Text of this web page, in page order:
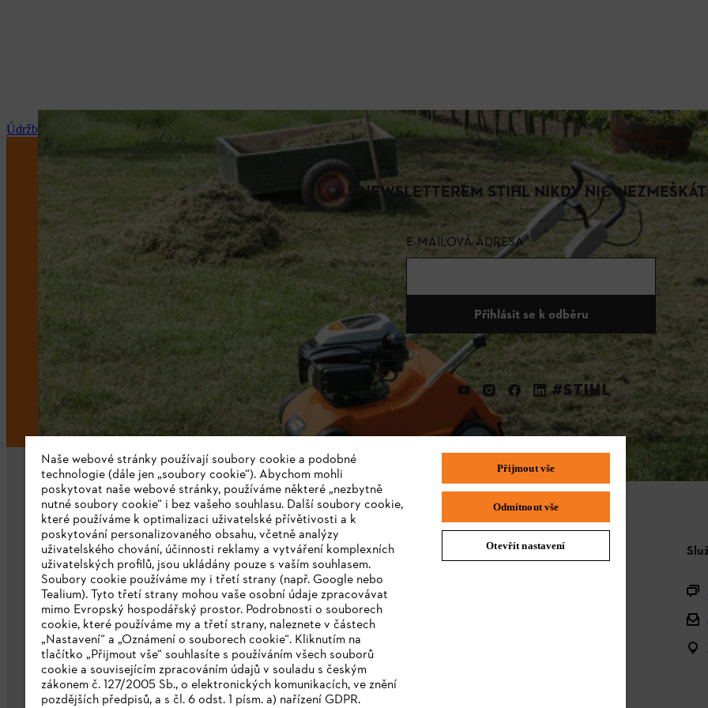
Údržba a opravy
S NEWSLETTEREM STIHL NIKDY NIC
E-MAILOVÁ ADRESA
Přihlásit se k odběru
#STIHL
Společnost
O nás
Stáhnout katalog
Oznamovací systém STIHL
Naše webové stránky používají soubory cookie a podobné
technologie (dále jen „soubory cookie“). Abychom mohli
poskytovat naše webové stránky, používáme některé „nezbytně
nutné soubory cookie“ i bez vašeho souhlasu. Další soubory cookie,
které používáme k optimalizaci uživatelské přívětivosti a k
poskytování personalizovaného obsahu, včetně analýzy
uživatelského chování, účinnosti reklamy a vytváření komplexních
uživatelských profilů, jsou ukládány pouze s vaším souhlasem.
Soubory cookie používáme my i třetí strany (např. Google nebo
Tealium). Tyto třetí strany mohou vaše osobní údaje zpracovávat
mimo Evropský hospodářský prostor. Podrobnosti o souborech
cookie, které používáme my a třetí strany, naleznete v částech
„Nastavení“ a „Oznámení o souborech cookie“. Kliknutím na
tlačítko „Přijmout vše“ souhlasíte s používáním všech souborů
cookie a souvisejícím zpracováním údajů v souladu s českým
zákonem č. 127/2005 Sb., o elektronických komunikacích, ve znění
pozdějších předpisů, a s čl. 6 odst. 1 písm. a) nařízení GDPR.
Přijmout vše
Odmítnout vše
Otevřít nastavení